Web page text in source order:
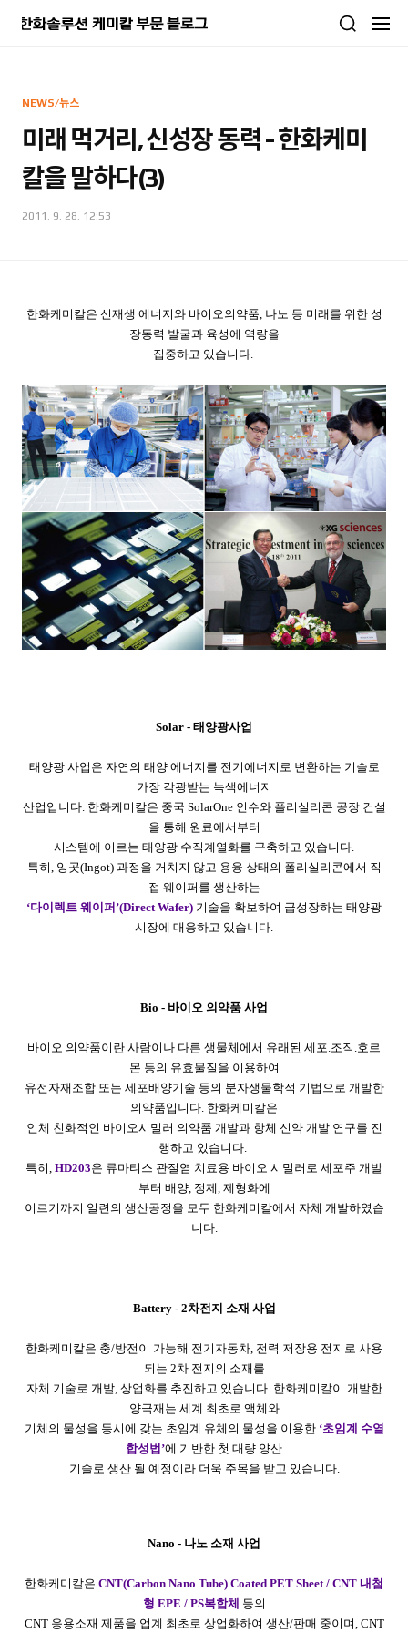
NEWS/뉴스
미래 먹거리, 신성장 동력 - 한화케미
칼을 말하다(3)
2011. 9. 28. 12:53
한화케미칼은 신재생 에너지와 바이오의약품, 나노 등 미래를 위한 성
장동력 발굴과 육성에 역량을
집중하고 있습니다.
Solar - 태양광사업
태양광 사업은 자연의 태양 에너지를 전기에너지로 변환하는 기술로
가장 각광받는 녹색에너지
산업입니다. 한화케미칼은 중국 SolarOne 인수와 폴리실리콘 공장 건설
을 통해 원료에서부터
시스템에 이르는 태양광 수직계열화를 구축하고 있습니다.
특히, 잉곳(Ingot) 과정을 거치지 않고 용융 상태의 폴리실리콘에서 직
접 웨이퍼를 생산하는
‘다이렉트 웨이퍼’(Direct Wafer) 기술을 확보하여 급성장하는 태양광
시장에 대응하고 있습니다.
Bio - 바이오 의약품 사업
바이오 의약품이란 사람이나 다른 생물체에서 유래된 세포.조직.호르
몬 등의 유효물질을 이용하여
유전자재조합 또는 세포배양기술 등의 분자생물학적 기법으로 개발한
의약품입니다. 한화케미칼은
인체 친화적인 바이오시밀러 의약품 개발과 항체 신약 개발 연구를 진
행하고 있습니다.
특히, HD203은 류마티스 관절염 치료용 바이오 시밀러로 세포주 개발
부터 배양, 정제, 제형화에
이르기까지 일련의 생산공정을 모두 한화케미칼에서 자체 개발하였습
니다.
Battery - 2차전지 소재 사업
한화케미칼은 충/방전이 가능해 전기자동차, 전력 저장용 전지로 사용
되는 2차 전지의 소재를
자체 기술로 개발, 상업화를 추진하고 있습니다. 한화케미칼이 개발한
양극재는 세계 최초로 액체와
기체의 물성을 동시에 갖는 초임계 유체의 물성을 이용한 ‘초임계 수열
합성법’에 기반한 첫 대량 양산
기술로 생산 될 예정이라 더욱 주목을 받고 있습니다.
Nano - 나노 소재 사업
한화케미칼은 CNT(Carbon Nano Tube) Coated PET Sheet / CNT 내첨
형 EPE / PS복합체 등의
CNT 응용소재 제품을 업계 최초로 상업화하여 생산/판매 중이며, CNT